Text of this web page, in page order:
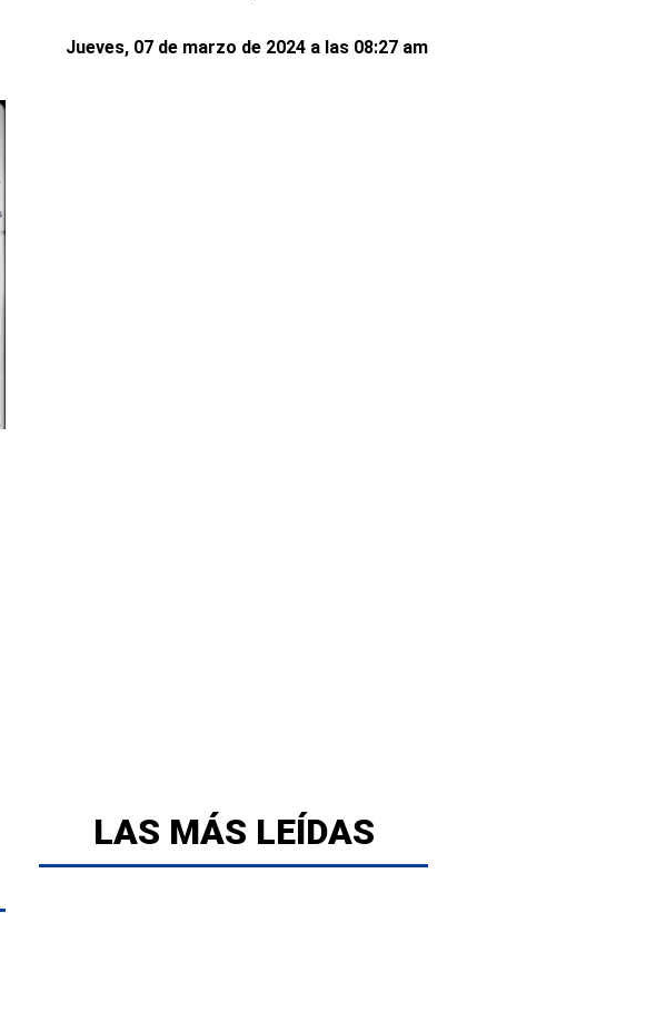
Jueves, 07 de marzo de 2024 a las 08:27 am
LAS MÁS LEÍDAS